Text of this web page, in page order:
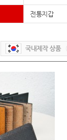
전통지갑